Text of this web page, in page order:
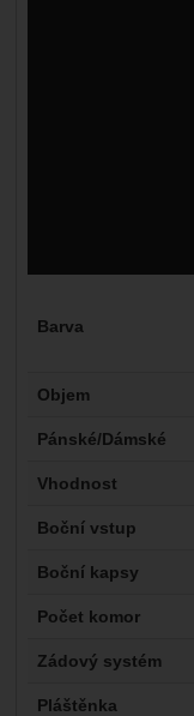
Parametry
Barva
Objem
Pánské/Dámské
Vhodnost
Boční vstup
Boční kapsy
Počet komor
Zádový systém
Pláštěnka